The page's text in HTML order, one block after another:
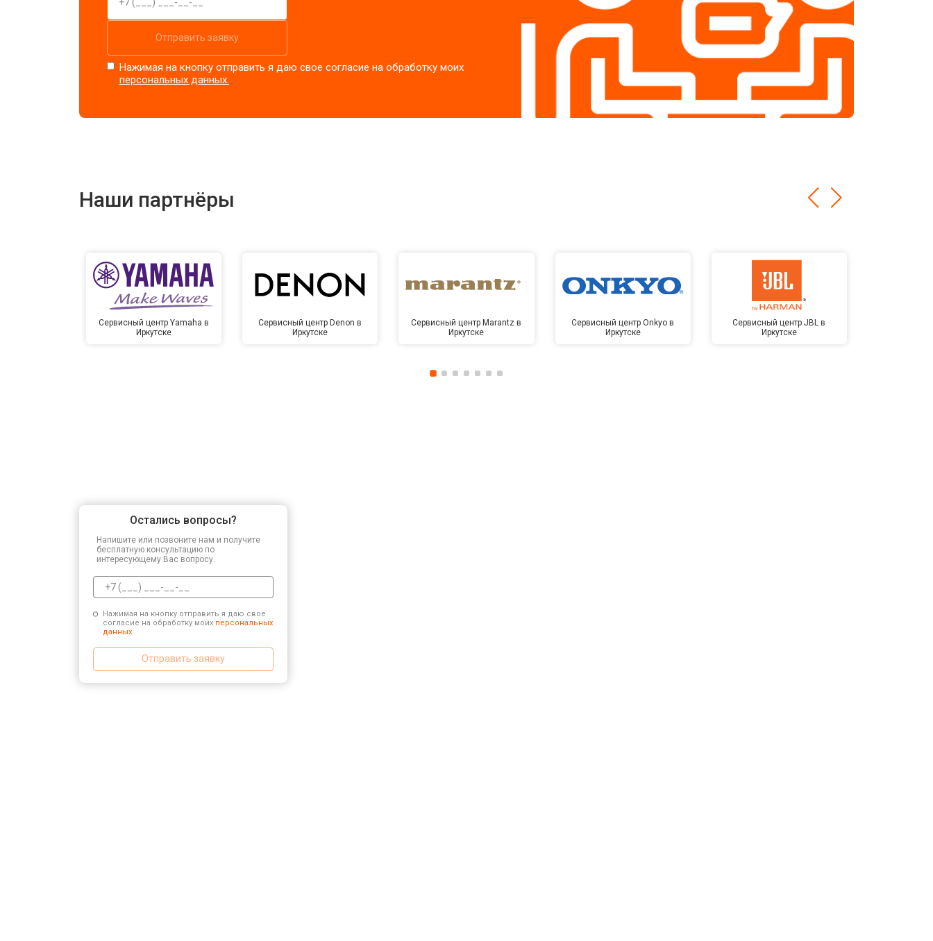
Отправить заявку
Нажимая на кнопку отправить я даю свое согласие на обработку моих
персональных данных.
Наши партнёры
Сервисный центр Yamaha в
Иркутске
Сервисный центр Denon в
Иркутске
Сервисный центр Marantz в
Иркутске
Сервисный центр Onkyo в
Иркутске
Сервисный центр JBL в
Иркутске
Остались вопросы?
Напишите или позвоните нам и получите
бесплатную консультацию по
интересующему Вас вопросу.
Нажимая на кнопку отправить я даю свое
согласие на обработку моих персональных
данных.
Отправить заявку